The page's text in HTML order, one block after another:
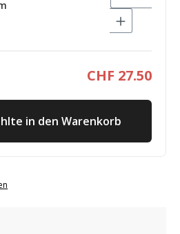
CHF 27.50
in den Warenkorb